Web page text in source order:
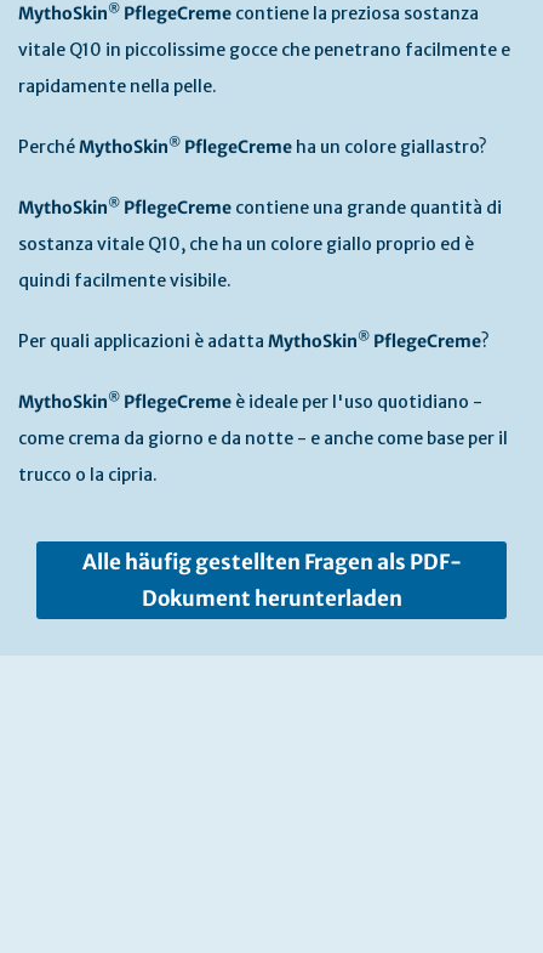
MythoSkin® PflegeCreme contiene la preziosa sostanza
vitale Q10 in piccolissime gocce che penetrano facilmente e
rapidamente nella pelle.
PerchéMythoSkin® PflegeCreme ha un colore giallastro?
MythoSkin® PflegeCreme contiene una grande quantità di
sostanza vitale Q10, che ha un colore giallo proprio ed è
quindi facilmente visibile.
Per quali applicazioni è adatta MythoSkin® PflegeCreme?
MythoSkin® PflegeCreme è ideale per l'uso quotidiano -
come crema da giorno e da notte - e anche come base per il
trucco o la cipria.
Alle häufig gestellten Fragen als PDF-
Dokument herunterladen